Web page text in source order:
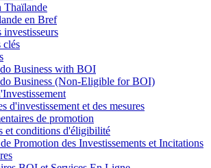
Thaïlande
en Bref
investisseurs
clés
Business with BOI
Business (Non-Eligible for BOI)
d'investissement et des mesures
de promotion
et conditions d'éligibilité
Promotion des Investissements et Incitations